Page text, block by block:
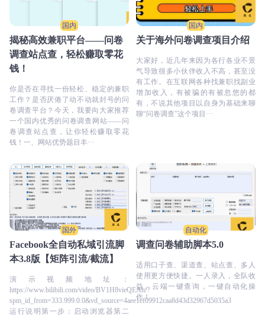
国内
揭秘高效兼职平台——问卷
调查站点查，轻松赚取零花
钱！
你是否在寻找一份轻松、稳定的兼职
工作？是否厌倦了动不动就封号的问
卷调查平台？今天，我要向大家推荐
一个国内优秀的问卷调查网站——问
卷调查站点查，让你轻松赚取零花
钱！一、网站优势题目丰···
国内
关于海外问卷调查项目介绍
大家好，近几年来因为各行各业不景
气导致很多小伙伴收入不高，甚至没
有工作。在互联网各种找兼职找副业
增加收入，有被骗的有被忽悠的都
有，不说其他项目以自身为基础来聊
聊“问卷调查”这个项目···
国外
Facebook全自动私域引流脚
本3.8版【矩阵引流/截流】
演示视频地址：
https://www.bilibili.com/video/BV1H8vieQEAh/?
spm_id_from=333.999.0.0&vd_source=4aee1ef09912caa8d43d32967d5035a3
运行说明第一步：启动浏览器第二
自动化
调查问卷辅助脚本5.0
适用口子查、渠道查、站点查、多人
使用更方便快捷。一人录入，全队收
益。云端一键查询，一键自动化操
作！